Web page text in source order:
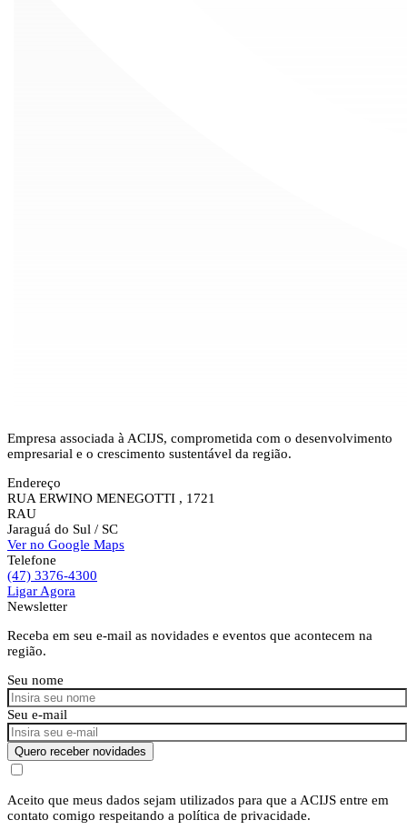
Empresa associada à ACIJS, comprometida com o desenvolvimento
empresarial e o crescimento sustentável da região.
Endereço
RUA ERWINO MENEGOTTI , 1721
RAU
Jaraguá do Sul / SC
Ver no Google Maps
Telefone
(47) 3376-4300
Ligar Agora
Newsletter
Receba em seu e-mail as novidades e eventos que acontecem na
região.
Seu nome
Seu e-mail
Quero receber novidades
Aceito que meus dados sejam utilizados para que a ACIJS entre em
contato comigo respeitando a política de privacidade.